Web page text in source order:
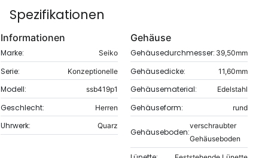
Spezifikationen
Informationen
Marke: Seiko
Serie: Konzeptionelle
Modell: ssb419p1
Geschlecht: Herren
Uhrwerk: Quarz
Gehäuse
Gehäusedurchmesser: 39,50mm
Gehäusedicke: 11,60mm
Gehäusematerial: Edelstahl
Gehäuseform: rund
Gehäuseboden:
verschraubter
Gehäuseboden